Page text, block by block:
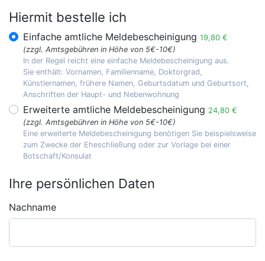
Hiermit bestelle ich
Einfache amtliche Meldebescheinigung 19,80 €
(zzgl. Amtsgebühren in Höhe von 5€-10€)
In der Regel reicht eine einfache Meldebescheinigung aus.
Sie enthält: Vornamen, Familienname, Doktorgrad,
Künstlernamen, frühere Namen, Geburtsdatum und Geburtsort,
Anschriften der Haupt- und Nebenwohnung
Erweiterte amtliche Meldebescheinigung 24,80 €
(zzgl. Amtsgebühren in Höhe von 5€-10€)
Eine erweiterte Meldebescheinigung benötigen Sie beispielsweise
zum Zwecke der Eheschließung oder zur Vorlage bei einer
Botschaft/Konsulat
Ihre persönlichen Daten
Nachname